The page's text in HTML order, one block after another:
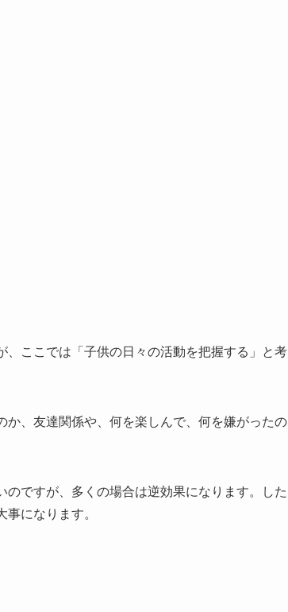
ここでは「子供の日々の活動を把握する」と考
、友達関係や、何を楽しんで、何を嫌がったの
ですが、多くの場合は逆効果になります。した
になります。